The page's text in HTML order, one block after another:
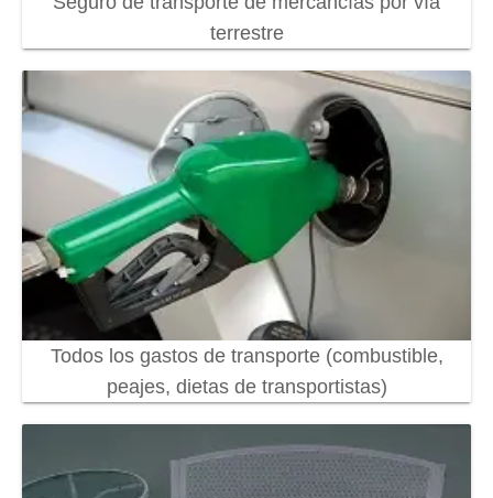
terrestre
Todos los gastos de transporte (combustible,
peajes, dietas de transportistas)